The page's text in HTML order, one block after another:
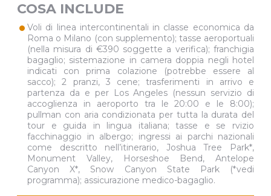
COSA INCLUDE
•Voli di linea intercontinentali in classe economica da
Roma o Milano (con supplemento); tasse aeroportuali
(nella misura di €390 soggette a verifica); franchigia
bagaglio; sistemazione in camera doppia negli hotel
indicati con prima colazione (potrebbe essere al
sacco); 2 pranzi, 3 cene; trasferimenti in arrivo e
partenza da e per Los Angeles (nessun servizio di
accoglienza in aeroporto tra le 20:00 e le 8:00);
pullman con aria condizionata per tutta la durata del
tour e guida in lingua italiana; tasse e se rvizio
facchinaggio in albergo; ingressi ai parchi nazionali
come descritto nell’itinerario, Joshua Tree Park*,
Monument Valley, Horseshoe Bend, Antelope
Canyon X*, Snow Canyon State Park (*vedi
programma); assicurazione medico-bagaglio.